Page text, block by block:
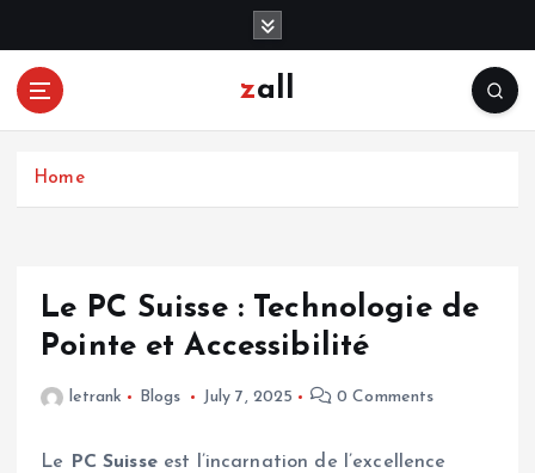
zall
Home
Le PC Suisse : Technologie de
Pointe et Accessibilité
letrank Blogs July 7, 2025 0 Comments
Le PC Suisseest l’incarnation de l’excellence